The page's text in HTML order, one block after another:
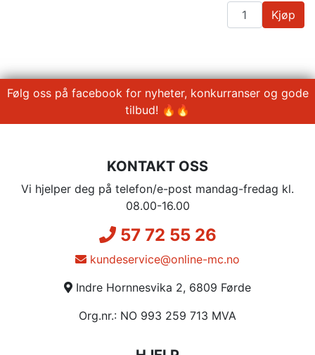
Kjøp
Følg oss på facebook for nyheter, konkurranser og gode
tilbud! 🔥🔥
KONTAKT OSS
Vi hjelper deg på telefon/e-post mandag-fredag kl.
08.00-16.00
57 72 55 26
kundeservice@online-mc.no
Indre Hornnesvika 2, 6809 Førde
Org.nr.: NO 993 259 713 MVA